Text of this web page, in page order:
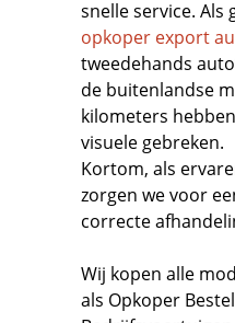
snelle service. Als
opkoper export
tweedehands
de buitenlandse
kilometers
visuele gebreken.
Kortom, als
zorgen we voor
correcte
Wij kopen alle
als Opkoper